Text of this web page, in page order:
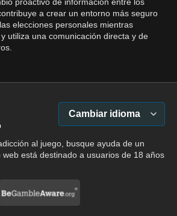
proactivo de información entre los
a crear un entorno más seguro
elecciones personales mientras
utiliza una comunicación directa y de
al juego, busque ayuda de un
web está destinado a usuarios de 18 años
Cambiar idioma